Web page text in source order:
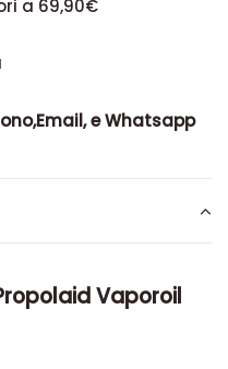
a 69,90€
e Whatsapp
Vaporoil